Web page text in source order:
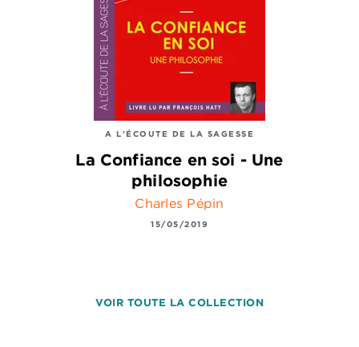
A L'ÉCOUTE DE LA SAGESSE
La Confiance en soi - Une
philosophie
Charles Pépin
15/05/2019
VOIR TOUTE LA COLLECTION